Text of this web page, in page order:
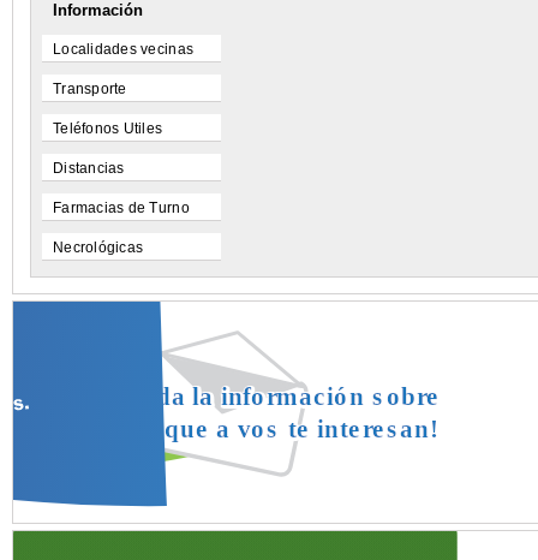
Información
Localidades vecinas
Transporte
Teléfonos Utiles
Distancias
Farmacias de Turno
Necrológicas